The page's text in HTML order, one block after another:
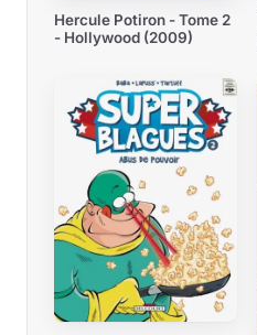
Hercule Potiron - Tome 2
- Hollywood (2009)